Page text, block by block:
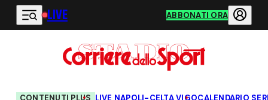
Vai al contenuto principale
LIVE ABBONATI ORA
CONTENUTI PLUS LIVE NAPOLI-CELTA VIGOCALENDARIO